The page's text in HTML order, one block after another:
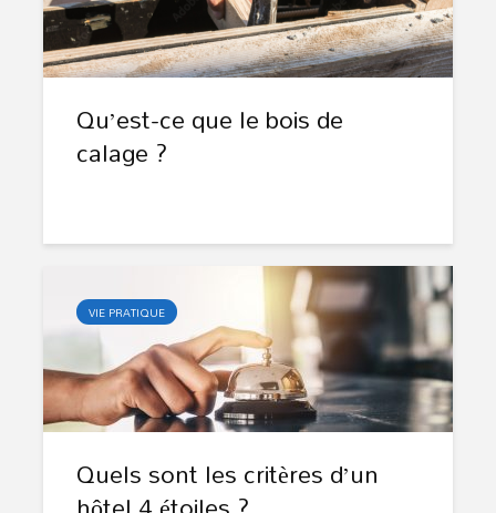
Qu’est-ce que le bois de
calage ?
VIE PRATIQUE
Quels sont les critères d’un